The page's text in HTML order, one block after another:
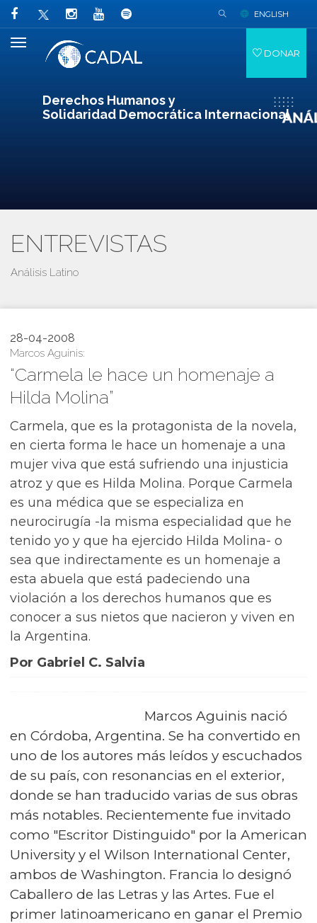
Derechos Humanos y
Solidaridad Democrática Internacional
ENGLISH
DONAR
ENTREVISTAS
Análisis Latino
28-04-2008
Marcos Aguinis:
“Carmela le hace un homenaje a
Hilda Molina”
Carmela, que es la protagonista de la novela,
en cierta forma le hace un homenaje a una
mujer viva que está sufriendo una injusticia
atroz y que es Hilda Molina. Porque Carmela
es una médica que se especializa en
neurocirugía -la misma especialidad que he
tenido yo y que ha ejercido Hilda Molina- o
sea que indirectamente es un homenaje a
esta abuela que está padeciendo una
violación a los derechos humanos que es
conocer a sus nietos que nacieron y viven en
la Argentina.
Por Gabriel C. Salvia
Marcos Aguinis nació
en Córdoba, Argentina. Se ha convertido en
uno de los autores más leídos y escuchados
de su país, con resonancias en el exterior,
donde se han traducido varias de sus obras
más notables. Recientemente fue invitado
como "Escritor Distinguido" por la American
University y el Wilson International Center,
ambos de Washington. Francia lo designó
Caballero de las Letras y las Artes. Fue el
primer latinoamericano en ganar el Premio